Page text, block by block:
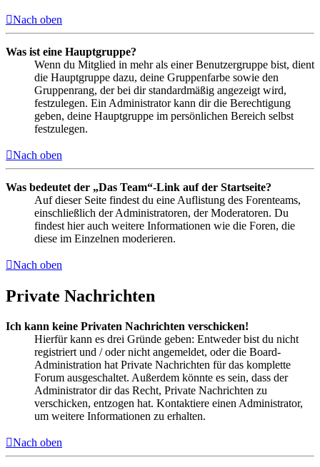
Nach oben
Was ist eine Hauptgruppe?
Wenn du Mitglied in mehr als einer Benutzergruppe bist, dient
die Hauptgruppe dazu, deine Gruppenfarbe sowie den
Gruppenrang, der bei dir standardmäßig angezeigt wird,
festzulegen. Ein Administrator kann dir die Berechtigung
geben, deine Hauptgruppe im persönlichen Bereich selbst
festzulegen.
Nach oben
Was bedeutet der „Das Team“-Link auf der Startseite?
Auf dieser Seite findest du eine Auflistung des Forenteams,
einschließlich der Administratoren, der Moderatoren. Du
findest hier auch weitere Informationen wie die Foren, die
diese im Einzelnen moderieren.
Nach oben
Private Nachrichten
Ich kann keine Privaten Nachrichten verschicken!
Hierfür kann es drei Gründe geben: Entweder bist du nicht
registriert und / oder nicht angemeldet, oder die Board-
Administration hat Private Nachrichten für das komplette
Forum ausgeschaltet. Außerdem könnte es sein, dass der
Administrator dir das Recht, Private Nachrichten zu
verschicken, entzogen hat. Kontaktiere einen Administrator,
um weitere Informationen zu erhalten.
Nach oben